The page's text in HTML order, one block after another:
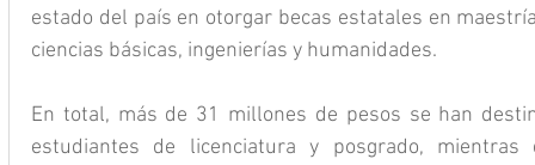
estado del país en otorgar becas estatales en
ciencias básicas, ingenierías y humanidades.
En total, más de 31 millones de pesos se han
estudiantes de licenciatura y posgrado,